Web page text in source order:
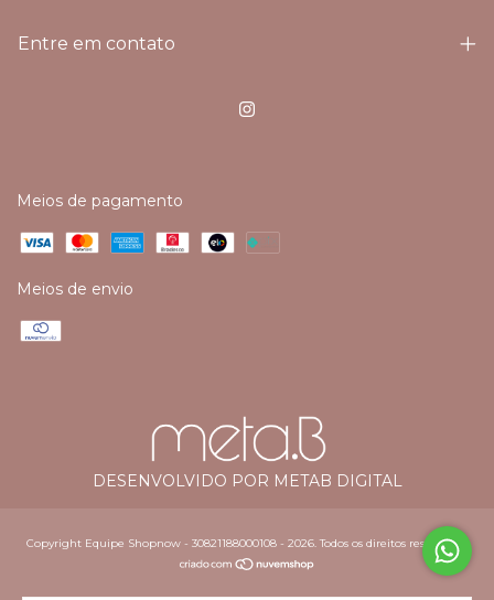
Entre em contato
Meios de pagamento
Meios de envio
DESENVOLVIDO POR METAB DIGITAL
Copyright Equipe Shopnow - 30821188000108 - 2026. Todos os direitos reservados.